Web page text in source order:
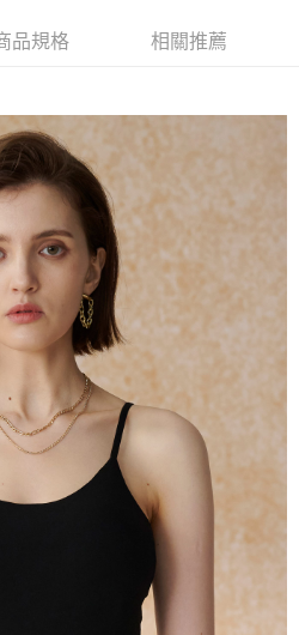
、不需儲值。
，即可結帳。
後付」後，將跳轉至「AFTEE先享後付」
後，即可完成結帳。
費通知簡訊。
擊此簡訊中的連結，可透過四大超商／
付款，方視為交易完成。
立刻繳費，但若您需要取消訂單，請聯絡
消之訂單仍視為有效，需透過AFTEE先享
後付 」之結帳頁面顯示為準，若有關於
款等相關疑問，請聯繫「AFTEE先享後付
support/home
提供之「AFTEE先享後付」服務完成之交
個人資料，並將交易相關給付款項請求債
覽以下網址：
代理人或監護人之同意方可使用
申辦者引起之損失，本公司不負相關責
將依據個別帳號之用戶狀況，依本公司即
有額度不足之情形，本公司將視審查結果
以上)免運費
以上)免運費
品規格 相關推薦